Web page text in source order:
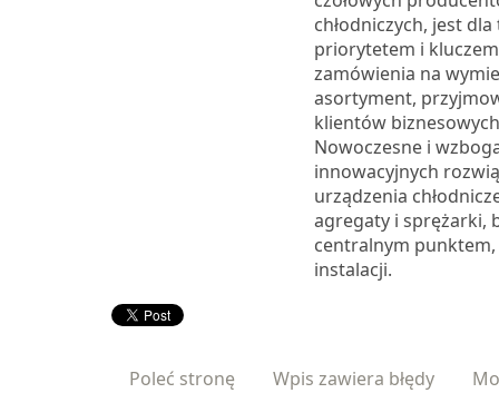
chłodniczych, jest
priorytetem i
zamówienia na
asortyment,
klientów
Nowoczesne i
innowacyjnych
urządzenia
agregaty i sprężarki,
centralnym
instalacji.
Poleć stronę Wpis zawiera błędy